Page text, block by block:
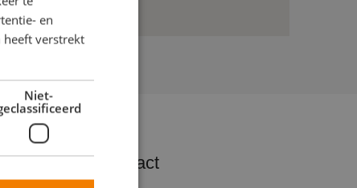
Contact
en
heeft verstrekt
Niet-